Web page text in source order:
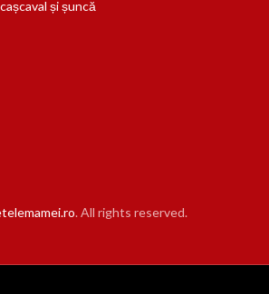
și șuncă
. All rights reserved.